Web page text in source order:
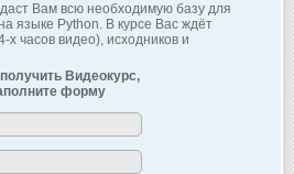
Вам всю необходимую базу для
языке Python. В курсе Вас ждёт
часов видео), исходников и
Видеокурс,
форму